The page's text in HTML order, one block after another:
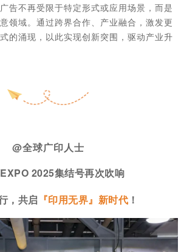
告不再受限于特定形式或应用场景，而是
领域。通过跨界合作、产业融合，激发更
的涌现，以此实现创新突围，驱动产业升
@全球广印人士
2025集结号再次吹响
，共启 『印用无界』新时代 ！